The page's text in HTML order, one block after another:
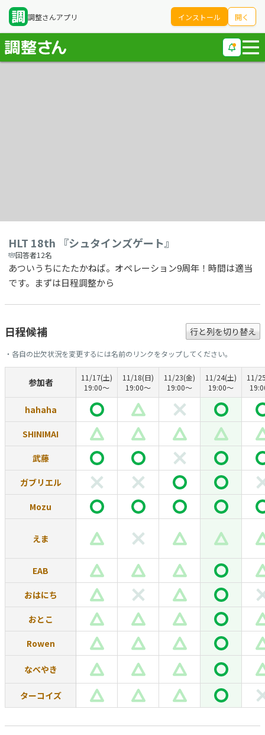
調整さんアプリ インストール 開く
HLT 18th 『シュタインズゲート』
回答者12名
あついうちにたたかねば。オペレーション9周年！時間は適当
です。まずは日程調整から
日程候補 行と列を切り替え
・各自の出欠状況を変更するには名前のリンクをタップしてください。
参加者
11/17(土)
19:00〜
11/18(日)
19:00〜
11/23(金)
19:00〜
11/24(土)
19:00〜
11/
hahaha
SHINIMAI
武藤
ガブリエル
Mozu
えま
EAB
おはにち
おとこ
Rowen
なべやき
ターコイズ